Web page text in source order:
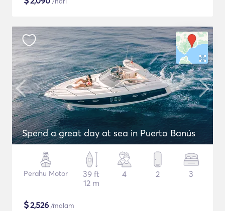
Spend a great day at sea in Puerto Banús
Perahu Motor
39 ft
12 m
4 2 3
$2,526 /malam